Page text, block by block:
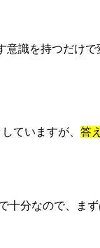
意識を持つだけで
ていますが、 答
分なので、まず